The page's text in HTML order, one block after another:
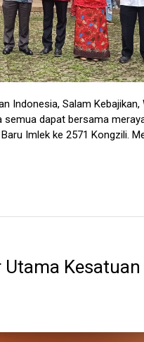
Indonesia, Salam Kebajikan,
semua dapat bersama
Imlek ke 2571 Kongzili.
Kesatuan